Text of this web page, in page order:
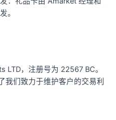
。
LTD，注册号为 22567 BC。
我们致力于维护客户的交易利